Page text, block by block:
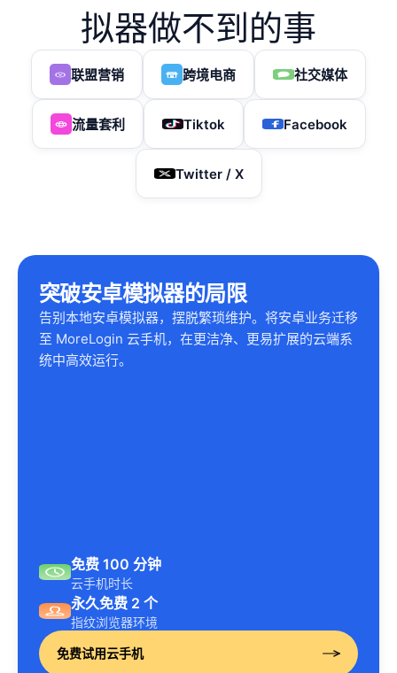
拟器做不到的事
联盟营销 跨境电商 社交媒体
流量套利 Tiktok Facebook
Twitter / X
突破安卓模拟器的局限
告别本地安卓模拟器，摆脱繁琐维护。将安卓业务迁移
至 MoreLogin 云手机，在更洁净、更易扩展的云端系
统中高效运行。
免费 100 分钟
云手机时长
永久免费 2 个
指纹浏览器环境
免费试用云手机